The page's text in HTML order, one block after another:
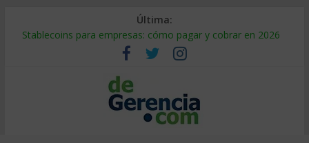
Última:
Stablecoins para empresas: cómo pagar y cobrar en 2026
Despido silencioso: qué es y por qué sale tan caro
IA en selección de personal: cómo auditarla a tiempo
Trabajo forzoso en la cadena de suministro: qué hacer
Mercado hispano de EE. UU.: cómo segmentarlo y venderle